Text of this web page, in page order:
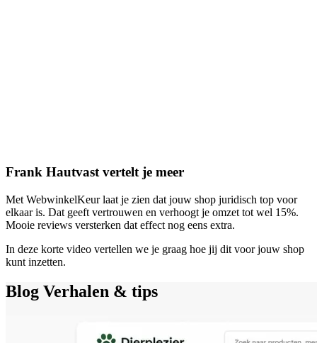
Frank Hautvast vertelt je meer
Met WebwinkelKeur laat je zien dat jouw shop juridisch top voor
elkaar is. Dat geeft vertrouwen en verhoogt je omzet tot wel 15%.
Mooie reviews versterken dat effect nog eens extra.
In deze korte video vertellen we je graag hoe jij dit voor jouw shop
kunt inzetten.
Blog Verhalen & tips